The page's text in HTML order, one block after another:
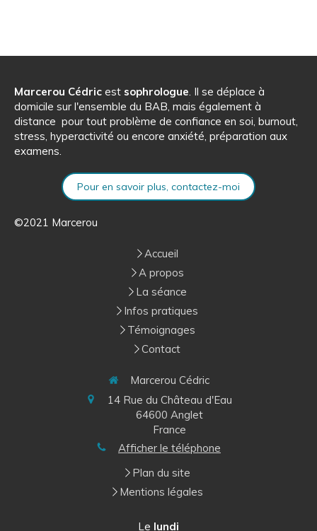
Marcerou Cédric est sophrologue. Il se déplace à
domicile sur l'ensemble du BAB, mais également à
distance pour tout problème de confiance en soi, burnout,
stress, hyperactivité ou encore anxiété, préparation aux
examens.
Pour en savoir plus, contactez-moi
©2021 Marcerou
Accueil
A propos
La séance
Infos pratiques
Témoignages
Contact
Marcerou Cédric
14 Rue du Château d'Eau
64600 Anglet
France
Afficher le téléphone
Plan du site
Mentions légales
Le lundi